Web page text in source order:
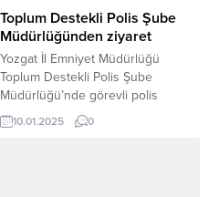
yürütülen çalışmalara...
Toplum Destekli Polis Şube
Müdürlüğünden ziyaret
Yozgat İl Emniyet Müdürlüğü
Toplum Destekli Polis Şube
Müdürlüğü’nde görevli polis
ekipleri, 10 Ocak Çalışan
Gazeteciler Günü dolayısıyla
10.01.2025 0